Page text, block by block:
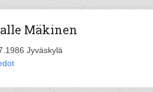
Mäkinen
Jyväskylä